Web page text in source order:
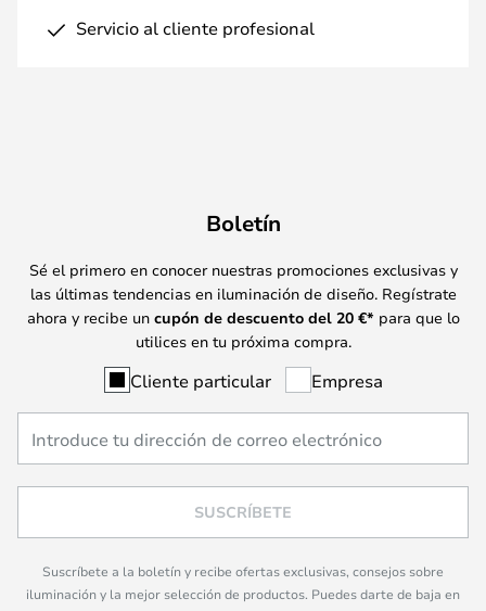
Servicio al cliente profesional
Boletín
Sé el primero en conocer nuestras promociones exclusivas y
las últimas tendencias en iluminación de diseño. Regístrate
ahora y recibe un cupón de descuento del 20 €* para que lo
utilices en tu próxima compra.
Cliente particular Empresa
SUSCRÍBETE
Suscríbete a la boletín y recibe ofertas exclusivas, consejos sobre
iluminación y la mejor selección de productos. Puedes darte de baja en